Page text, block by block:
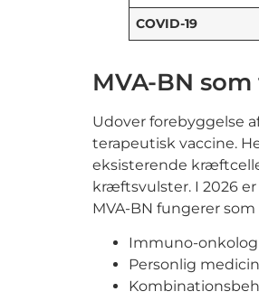
COVID-19
MVA-BN
Udover forebyggelse
terapeutisk vaccine.
eksisterende
kræftsvulster. I 2026
MVA-BN fungerer
Immuno-
Personlig